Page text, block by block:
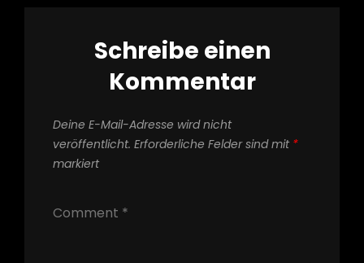
Schreibe einen
Kommentar
Deine E-Mail-Adresse wird nicht
veröffentlicht. Erforderliche Felder sind mit *
markiert